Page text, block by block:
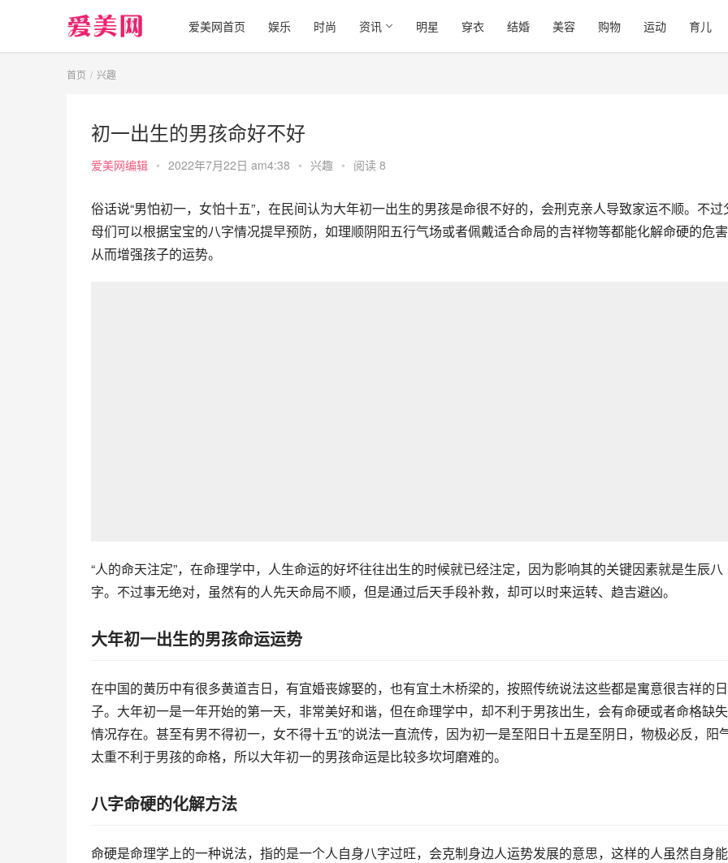
爱美网首页 娱乐 时尚 资讯 明星 穿衣 结婚 美容 购物 运动 育儿
首页 兴趣
初一出生的男孩命好不好
爱美网编辑 • 2022年7月22日 am4:38 • 兴趣 • 阅读 8
俗话说“男怕初一，女怕十五”，在民间认为大年初一出生的男孩是命很不好的，会刑克亲人导致家运不顺。不过
母们可以根据宝宝的八字情况提早预防，如理顺阴阳五行气场或者佩戴适合命局的吉祥物等都能化解命硬的危害
从而增强孩子的运势。
“人的命天注定”，在命理学中，人生命运的好坏往往出生的时候就已经注定，因为影响其的关键因素就是生辰八
字。不过事无绝对，虽然有的人先天命局不顺，但是通过后天手段补救，却可以时来运转、趋吉避凶。
大年初一出生的男孩命运运势
在中国的黄历中有很多黄道吉日，有宜婚丧嫁娶的，也有宜土木桥梁的，按照传统说法这些都是寓意很吉祥的日
子。大年初一是一年开始的第一天，非常美好和谐，但在命理学中，却不利于男孩出生，会有命硬或者命格缺
情况存在。甚至有男不得初一，女不得十五”的说法一直流传，因为初一是至阳日十五是至阴日，物极必反，阳
太重不利于男孩的命格，所以大年初一的男孩命运是比较多坎坷磨难的。
八字命硬的化解方法
命硬是命理学上的一种说法，指的是一个人自身八字过旺，会克制身边人运势发展的意思，这样的人虽然自身